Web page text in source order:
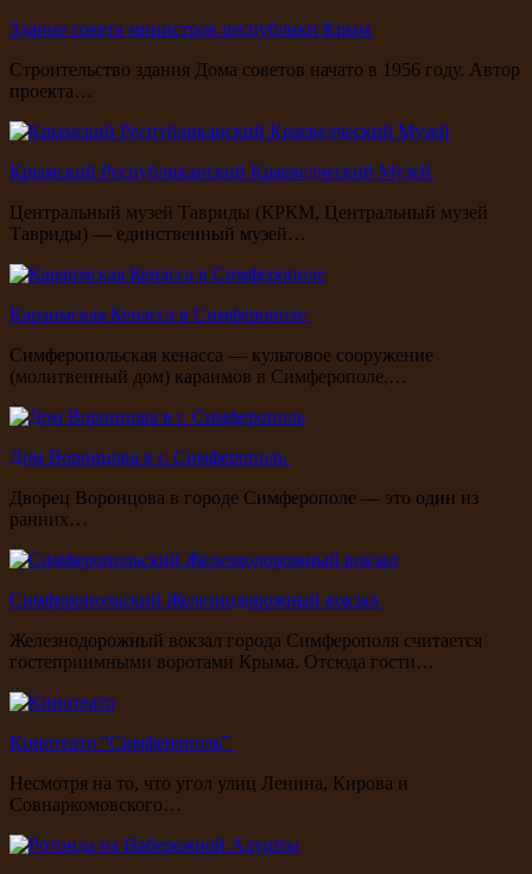
Здание совета министров республики Крым
Строительство здания Дома советов начато в 1956 году. Автор
проекта…
Крымский Республиканский Краеведческий Музей
Центральный музей Тавриды (КРКМ, Центральный музей
Тавриды) — единственный музей…
Караимская Кенасса в Симферополе
Симферопольская кенасса — культовое сооружение
(молитвенный дом) караимов в Симферополе,…
Дом Воронцова в г. Симферополь
Дворец Воронцова в городе Симферополе — это один из
ранних…
Симферопольский Железнодорожный вокзал
Железнодорожный вокзал города Симферополя считается
гостеприимными воротами Крыма. Отсюда гости…
Кинотеатр "Симферополь"
Несмотря на то, что угол улиц Ленина, Кирова и
Совнаркомовского…